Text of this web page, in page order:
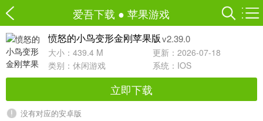
爱吾下载 ● 苹果游戏
愤怒的小鸟变形金刚苹果版 v2.39.0
大小：439.4 M
更新：2026-07-18
类别： 休闲游戏 系统：IOS
立即下载
没有对应的安卓版